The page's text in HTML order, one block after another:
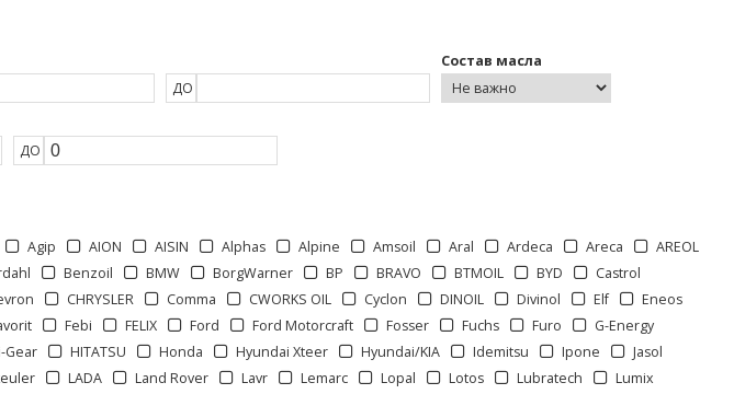
ДО
Состав масла
ДО
Agip AION AISIN Alphas Alpine Amsoil Aral Ardeca Areca
AREOL
Benzoil BMW BorgWarner BP BRAVO BTMOIL BYD
Castrol
CHRYSLER Comma CWORKS OIL Cyclon DINOIL Divinol Elf
Eneos
Febi FELIX Ford Ford Motorcraft Fosser Fuchs Furo
G-Energy
Gear HITATSU Honda Hyundai Xteer Hyundai/KIA Idemitsu Ipone
Jasol
LADA Land Rover Lavr Lemarc Lopal Lotos Lubratech
Lumix